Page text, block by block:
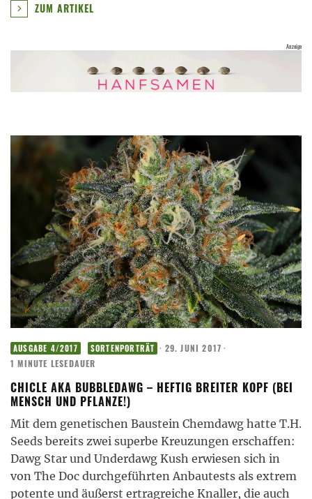
ZUM ARTIKEL
AUSGABE 4/2017 SORTENPORTRÄT · 29. JUNI 2017 ·
1 MINUTE LESEDAUER
CHICLE AKA BUBBLEDAWG – HEFTIG BREITER KOPF (BEI
MENSCH UND PFLANZE!)
Mit dem genetischen Baustein Chemdawg hatte T.H.
Seeds bereits zwei superbe Kreuzungen erschaffen:
Dawg Star und Underdawg Kush erwiesen sich in
von The Doc durchgeführten Anbautests als extrem
potente und äußerst ertragreiche Knaller, die auch